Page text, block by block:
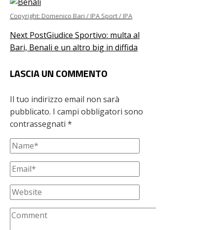
Copyright: Domenico Bari / IPA Sport / IPA
Next PostGiudice Sportivo: multa al
Bari, Benali e un altro big in diffida
LASCIA UN COMMENTO
Il tuo indirizzo email non sarà
pubblicato. I campi obbligatori sono
contrassegnati *